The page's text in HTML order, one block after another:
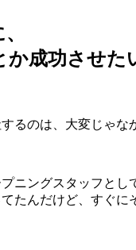
成功させた
るのは、大変じゃな
ニングスタッフと
たんだけど、すぐに